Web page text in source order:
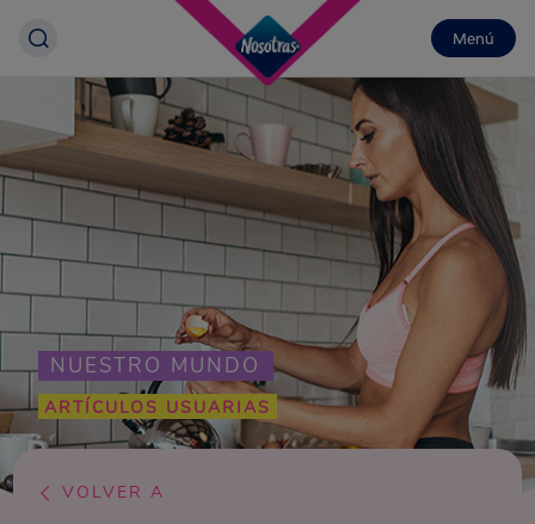
Menú
NUESTRO MUNDO
ARTÍCULOS USUARIAS
VOLVER A